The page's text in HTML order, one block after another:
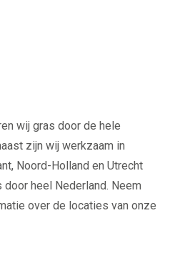
wij gras door de hele
zijn wij werkzaam in
Noord-Holland en Utrecht
heel Nederland. Neem
over de locaties van onze